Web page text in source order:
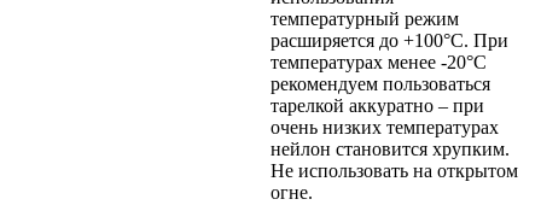
температурный режим
расширяется до +100°С. При
температурах менее -20°С
рекомендуем пользоваться
тарелкой аккуратно – при
очень низких температурах
нейлон становится хрупким.
Не использовать на открытом
огне.